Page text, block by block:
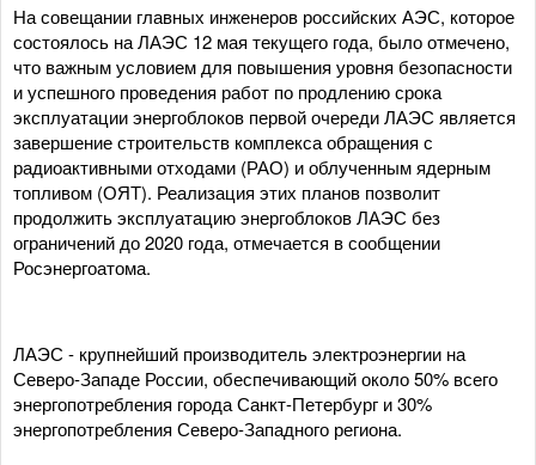
На совещании главных инженеров российских АЭС, которое
состоялось на ЛАЭС 12 мая текущего года, было отмечено,
что важным условием для повышения уровня безопасности
и успешного проведения работ по продлению срока
эксплуатации энергоблоков первой очереди ЛАЭС является
завершение строительств комплекса обращения с
радиоактивными отходами (РАО) и облученным ядерным
топливом (ОЯТ). Реализация этих планов позволит
продолжить эксплуатацию энергоблоков ЛАЭС без
ограничений до 2020 года, отмечается в сообщении
Росэнергоатома.
ЛАЭС - крупнейший производитель электроэнергии на
Северо-Западе России, обеспечивающий около 50% всего
энергопотребления города Санкт-Петербург и 30%
энергопотребления Северо-Западного региона.